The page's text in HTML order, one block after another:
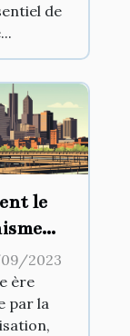
de
le
2023
ère
par la